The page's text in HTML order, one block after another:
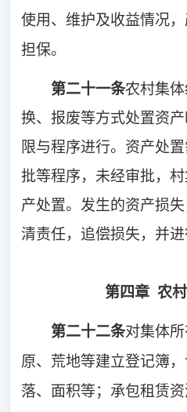
使用、维护及收益情况
担保。
第二十一条农村集
换、报废等方式处置资
限与程序进行。资产处
批等程序，未经审批，
产处置。发生的资产损
清责任，追偿损失，并进
第四章 农
第二十二条对集体
原、荒地等建立登记簿
落、面积等；承包租赁资